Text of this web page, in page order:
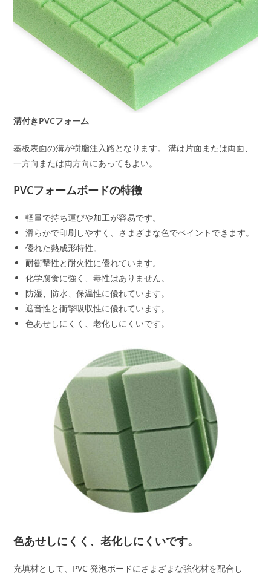
溝付きPVCフォーム
基板表面の溝が樹脂注入路となります。 溝は片面または両面、
一方向または両方向にあってもよい。
PVCフォームボードの特徴
軽量で持ち運びや加工が容易です。
滑らかで印刷しやすく、さまざまな色でペイントできます。
優れた熱成形特性。
耐衝撃性と耐火性に優れています。
化学腐食に強く、毒性はありません。
防湿、防水、保温性に優れています。
遮音性と衝撃吸収性に優れています。
色あせしにくく、老化しにくいです。
色あせしにくく、老化しにくいです。
充填材として、PVC 発泡ボードにさまざまな強化材を配合し